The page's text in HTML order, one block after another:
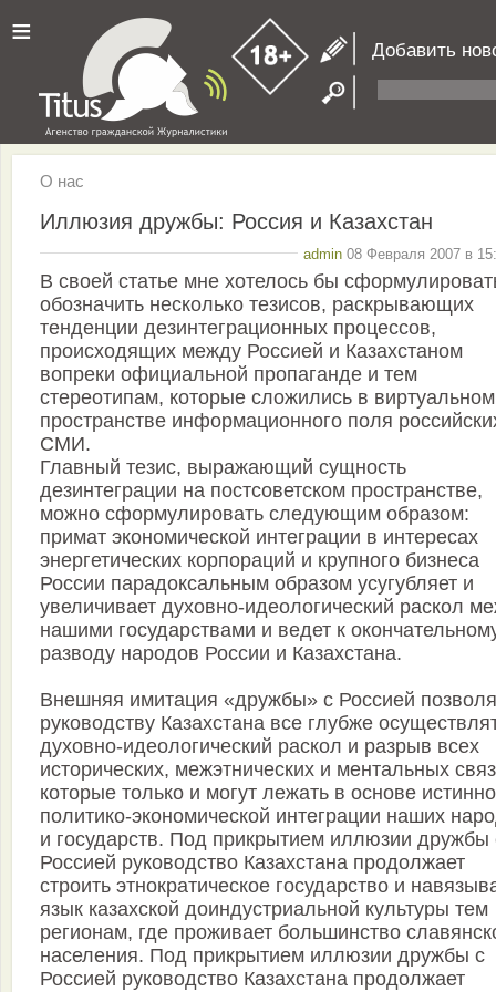
≡ Добавить
О нас
Иллюзия дружбы: Россия и Казахстан
admin 08 Февраля 2007 в
В своей статье мне хотелось бы
обозначить несколько тезисов, раскрывающих
тенденции дезинтеграционных процессов,
происходящих между Россией и Казахстаном
вопреки официальной пропаганде и тем
стереотипам, которые сложились в виртуальном
пространстве информационного поля
СМИ.
Главный тезис, выражающий сущность
дезинтеграции на постсоветском пространстве,
можно сформулировать следующим образом:
примат экономической интеграции в интересах
энергетических корпораций и крупного бизнеса
России парадоксальным образом усугубляет и
увеличивает духовно-идеологический раскол
нашими государствами и ведет к
разводу народов России и Казахстана.
Внешняя имитация «дружбы» с Россией
руководству Казахстана все глубже
духовно-идеологический раскол и разрыв всех
исторических, межэтнических и ментальных
которые только и могут лежать в основе
политико-экономической интеграции наших
и государств. Под прикрытием иллюзии дружбы
Россией руководство Казахстана продолжает
строить этнократическое государство и
язык казахской доиндустриальной культуры тем
регионам, где проживает большинство
населения. Под прикрытием иллюзии дружбы с
Россией руководство Казахстана продолжает